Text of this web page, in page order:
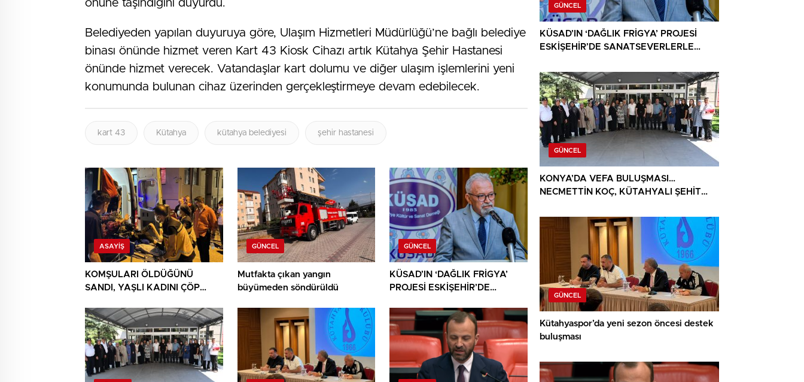
önüne taşındığını duyurdu.
Belediyeden yapılan duyuruya göre, Ulaşım Hizmetleri Müdürlüğü’ne bağlı belediye
binası önünde hizmet veren Kart 43 Kiosk Cihazı artık Kütahya Şehir Hastanesi
önünde hizmet verecek. Vatandaşlar kart dolumu ve diğer ulaşım işlemlerini yeni
konumunda bulunan cihaz üzerinden gerçekleştirmeye devam edebilecek.
kart 43 Kütahya kütahya belediyesi şehir hastanesi
ASAYIŞ
KOMŞULARI ÖLDÜĞÜNÜ
SANDI, YAŞLI KADINI ÇÖP
BULUNDU
GÜNCEL
Mutfakta çıkan yangın
büyümeden söndürüldü
GÜNCEL
KÜSAD’IN ‘DAĞLIK FRİGYA’
PROJESİ ESKİŞEHİR’DE
BULUŞUYOR
GÜNCEL
KÜSAD’IN ‘DAĞLIK FRİGYA’ PROJESİ
ESKİŞEHİR’DE SANATSEVERLERLE
GÜNCEL
KONYA’DA VEFA BULUŞMASI…
NECMETTİN KOÇ, KÜTAHYALI ŞEHİT
GÜNCEL
Kütahyaspor’da yeni sezon öncesi destek
buluşması